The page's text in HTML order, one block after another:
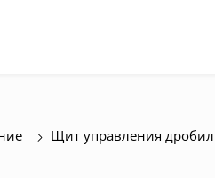
Щит управления